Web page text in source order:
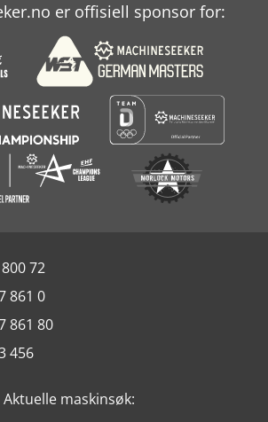
er offisiell sponsor for:
72
861 0
861 80
456
Aktuelle maskinsøk: